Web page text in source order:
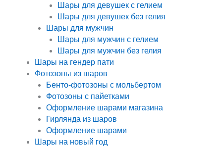
Шары для девушек с гелием
Шары для девушек без гелия
Шары для мужчин
Шары для мужчин с гелием
Шары для мужчин без гелия
Шары на гендер пати
Фотозоны из шаров
Бенто-фотозоны с мольбертом
Фотозоны с пайетками
Оформление шарами магазина
Гирлянда из шаров
Оформление шарами
Шары на новый год